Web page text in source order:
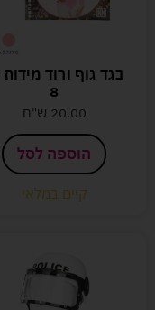
8
20.00 ש"ח
הוספה לסל
קיים במלאי